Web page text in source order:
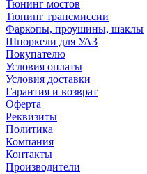
Тюнинг мостов
Тюнинг трансмиссии
Фаркопы, проушины, шаклы
Шноркели для УАЗ
Покупателю
Условия оплаты
Условия доставки
Гарантия и возврат
Оферта
Реквизиты
Политика
Компания
Контакты
Производители